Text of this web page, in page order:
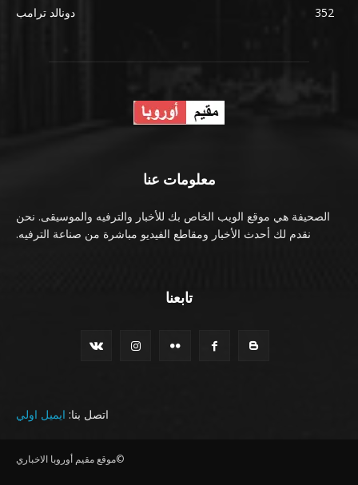
دونالد ترامب
352
معلومات عنا
الصحيفة هي موقع الويب الخاص بك للأخبار والترفيه والموسيقى. نحن
نقدم لك أحدث الأخبار ومقاطع الفيديو مباشرة من صناعة الترفيه.
تابعنا
اتصل بنا: ايميل اولي
©موقع مقيم أوروبا الاخباري